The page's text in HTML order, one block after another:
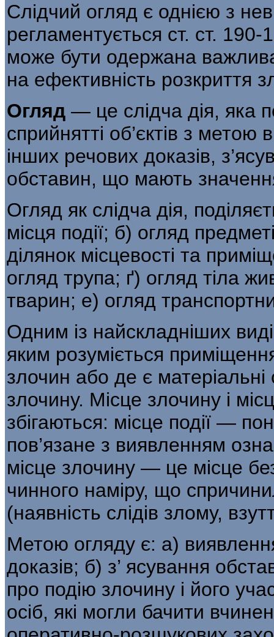
Слідчий огляд є однією з
регламен­тується ст. ст.
може бути одер­жана
на ефективність розкриття
Огляд — це слідча дія, яка
сприйнят­ті об’єктів з метою
інших речових доказів,
обставин, що мають
Огляд як слідча дія,
місця події; б) огляд
ділянок місцевості та
огляд трупа; ґ) огляд тіла
тварин; е) огляд
Одним із найскладніших
яким розуміється
злочин або де є матеріальні
злочину. Місце злочину і
збігаються: місце події —
пов’язане з виявленням
місце злочину — це місце
чинного наміру, що
(наявність слідів злому,
Метою огляду є: а)
доказів; б) з’ ясування
про подію злочину і його
осіб, які могли бачити